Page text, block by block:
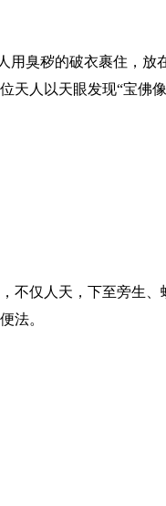
用臭秽的破衣裹住，放
天人以天眼发现“宝佛
不仅人天，下至旁生
法。